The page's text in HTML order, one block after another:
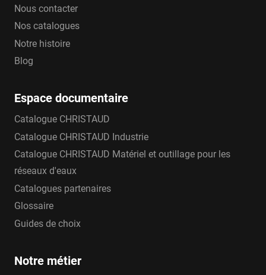
Nous contacter
Nos catalogues
Notre histoire
Blog
Espace documentaire
Catalogue CHRISTAUD
Catalogue CHRISTAUD Industrie
Catalogue CHRISTAUD Matériel et outillage pour les
réseaux d'eaux
Catalogues partenaires
Glossaire
Guides de choix
Notre métier